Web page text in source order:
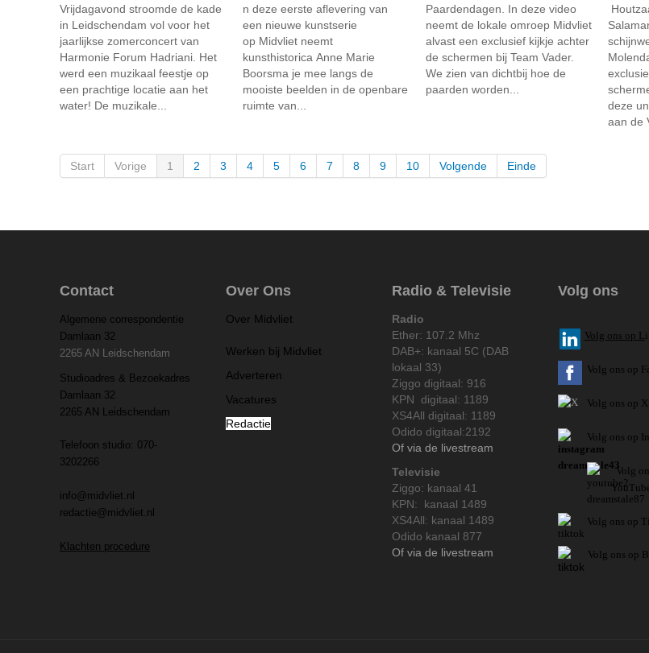
Vrijdagavond stroomde de kade
in Leidschendam vol voor het
jaarlijkse zomerconcert van
Harmonie Forum Hadriani. Het
werd een muzikaal feestje op
een prachtige locatie aan het
water! De muzikale...
n deze eerste aflevering van
een nieuwe kunstserie
op Midvliet neemt
kunsthistorica Anne Marie
Boorsma je mee langs de
mooiste beelden in de openbare
ruimte van...
Paardendagen. In deze video
neemt de lokale omroep Midvliet
alvast een exclusief kijkje achter
de schermen bij Team Vader.
We zien van dichtbij hoe de
paarden worden...
deze
aan de
Start Vorige 1 2 3 4 5 6 7 8 9 10 Volgende Einde
Contact
Algemene correspondentie
Damlaan 32
2265 AN Leidschendam
Studioadres & Bezoekadres
Damlaan 32
2265 AN Leidschendam
Telefoon studio: 070-
3202266
info@midvliet.nl
redactie@midvliet.nl
Klachten procedure
Over Ons
Over Midvliet
Werken bij Midvliet
Adverteren
Vacatures
Redactie
Radio & Televisie
Radio
Ether: 107.2 Mhz
DAB+: kanaal 5C (DAB
lokaal 33)
Ziggo digitaal: 916
KPN digitaal: 1189
XS4All digitaal: 1189
Odido digitaal:2192
Of via de livestream
Televisie
Ziggo: kanaal 41
KPN: kanaal 1489
XS4All: kanaal 1489
Odido kanaal 877
Of via de livestream
Volg ons
Volg ons op L
Volg ons op
Volg ons op X
Volg ons op
Volg
Volg ons op
Volg ons op